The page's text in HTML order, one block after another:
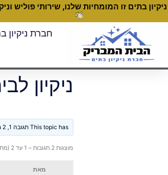
ניקיון בתים זו המומחיות שלנו, שירותי פוליש
חברת ניקיון
ניקיון
This topic has תגובה 1, 2 משתתפים, and was last updated
מוצגות 2 תגובות – 1 עד 2 (מתוך 2 סה״כ)
מאת